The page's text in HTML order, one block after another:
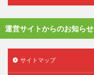
運営サイトからのお知らせ
サイトマップ